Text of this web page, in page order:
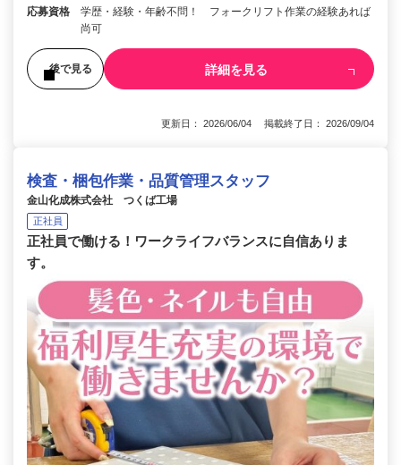
応募資格
学歴・経験・年齢不問！ フォークリフト作業の経験あれば
尚可
後で見る 詳細を見る
更新日： 2026/06/04 掲載終了日： 2026/09/04
検査・梱包作業・品質管理スタッフ
金山化成株式会社 つくば工場
正社員
正社員で働ける！ワークライフバランスに自信ありま
す。